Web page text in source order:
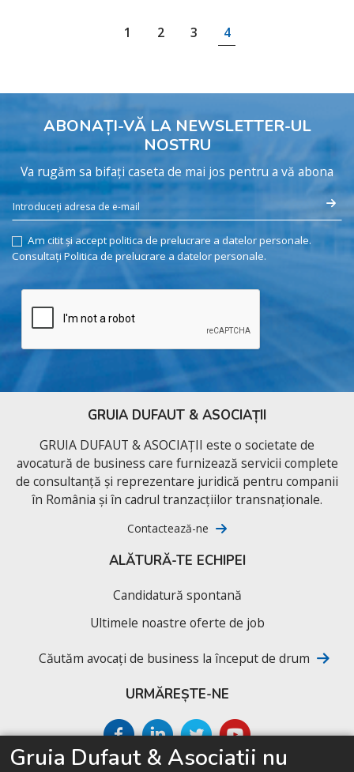
1 2 3 4
ABONAȚI-VĂ LA NEWSLETTER-UL
NOSTRU
Va rugăm sa bifați caseta de mai jos pentru a vă abona
Am citit și accept politica de prelucrare a datelor personale.
Consultați Politica de prelucrare a datelor personale.
GRUIA DUFAUT & ASOCIAȚII
GRUIA DUFAUT & ASOCIAȚII este o societate de
avocatură de business care furnizează servicii complete
de consultanță și reprezentare juridică pentru companii
în România și în cadrul tranzacțiilor transnaționale.
Contactează-ne
SITEMAP
ALĂTURĂ-TE ECHIPEI
Candidatură spontană
Ultimele noastre oferte de job
Căutăm avocați de business la început de drum
URMĂREȘTE-NE
Gruia Dufaut & Asociatii nu